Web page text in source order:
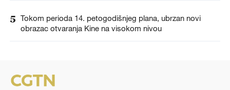
5 Tokom perioda 14. petogodišnjeg plana, ubrzan novi
obrazac otvaranja Kine na visokom nivou